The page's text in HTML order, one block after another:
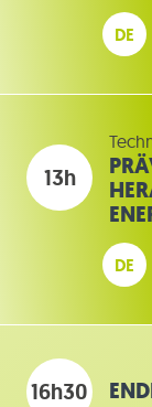
DE
13h
DE
16h30